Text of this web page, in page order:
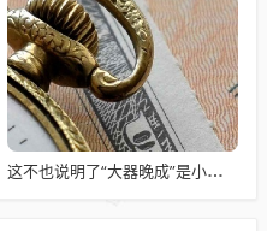
这不也说明了“大器晚成”是小概率事件吗？